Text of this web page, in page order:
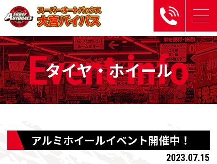
Eventinfo
タイヤ・ホイール
アルミホイールイベント開催中！
2023.07.15